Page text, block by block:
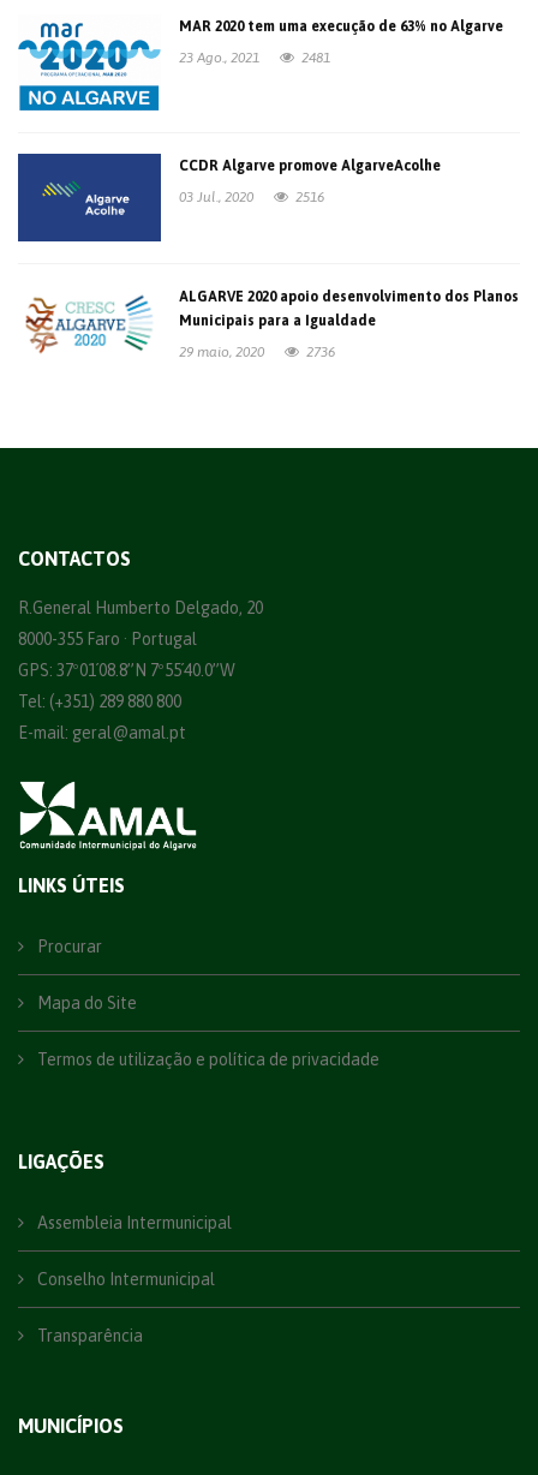
MAR 2020 tem uma execução de 63% no Algarve
23 Ago., 2021
2481
CCDR Algarve promove AlgarveAcolhe
03 Jul., 2020
2516
ALGARVE 2020 apoio desenvolvimento dos Planos
Municipais para a Igualdade
29 maio, 2020
2736
CONTACTOS
R.General Humberto Delgado, 20
8000-355 Faro · Portugal
GPS: 37º01´08.8”N 7º55´40.0”W
Tel: (+351) 289 880 800
E-mail: geral@amal.pt
LINKS ÚTEIS
Procurar
Mapa do Site
Termos de utilização e política de privacidade
LIGAÇÕES
Assembleia Intermunicipal
Conselho Intermunicipal
Transparência
MUNICÍPIOS